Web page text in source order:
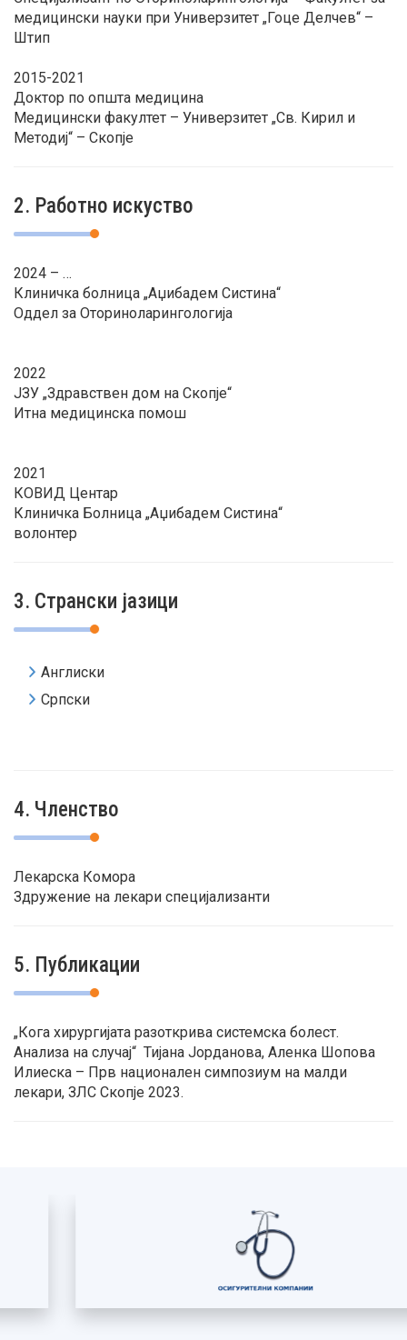
медицински науки при Универзитет „Гоце Делчев“ –
Штип
2015-2021
Доктор по општа медицина
Медицински факултет – Универзитет „Св. Кирил и
Методиј“ – Скопје
2. Работно искуство
2024 – …
Клиничка болница „Аџибадем Систина“
Оддел за Оториноларингологија
2022
ЈЗУ „Здравствен дом на Скопје“
Итна медицинска помош
2021
КОВИД Центар
Клиничка Болница „Аџибадем Систина“
волонтер
3. Странски јазици
Англиски
Српски
4. Членство
Лекарска Комора
Здружение на лекари специјализанти
5. Публикации
„Кога хирургијата разоткрива системска болест.
Анализа на случај“ Тијана Јорданова, Аленка Шопова
Илиеска – Прв национален симпозиум на малди
лекари, ЗЛС Скопје 2023.